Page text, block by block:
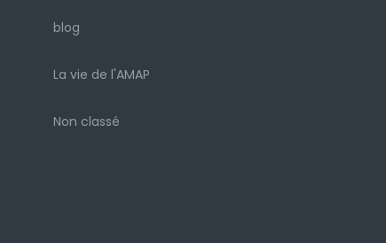
blog
La vie de l'AMAP
Non classé